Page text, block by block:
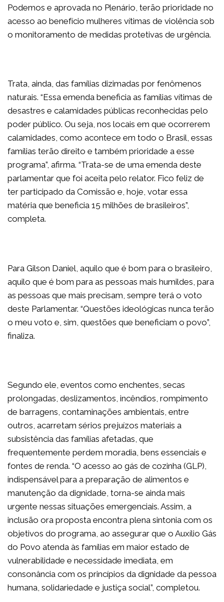
Podemos e aprovada no Plenário, terão prioridade no
acesso ao benefício mulheres vítimas de violência sob
o monitoramento de medidas protetivas de urgência.
Trata, ainda, das famílias dizimadas por fenômenos
naturais. “Essa emenda beneficia as famílias vítimas de
desastres e calamidades públicas reconhecidas pelo
poder público. Ou seja, nos locais em que ocorrerem
calamidades, como acontece em todo o Brasil, essas
famílias terão direito e também prioridade a esse
programa”, afirma. “Trata-se de uma emenda deste
parlamentar que foi aceita pelo relator. Fico feliz de
ter participado da Comissão e, hoje, votar essa
matéria que beneficia 15 milhões de brasileiros”,
completa.
Para Gilson Daniel, aquilo que é bom para o brasileiro,
aquilo que é bom para as pessoas mais humildes, para
as pessoas que mais precisam, sempre terá o voto
deste Parlamentar. “Questões ideológicas nunca terão
o meu voto e, sim, questões que beneficiam o povo”,
finaliza.
Segundo ele, eventos como enchentes, secas
prolongadas, deslizamentos, incêndios, rompimento
de barragens, contaminações ambientais, entre
outros, acarretam sérios prejuízos materiais a
subsistência das famílias afetadas, que
frequentemente perdem moradia, bens essenciais e
fontes de renda. “O acesso ao gás de cozinha (GLP),
indispensável para a preparação de alimentos e
manutenção da dignidade, torna-se ainda mais
urgente nessas situações emergenciais. Assim, a
inclusão ora proposta encontra plena sintonia com os
objetivos do programa, ao assegurar que o Auxílio Gás
do Povo atenda às famílias em maior estado de
vulnerabilidade e necessidade imediata, em
consonância com os princípios da dignidade da pessoa
humana, solidariedade e justiça social”, completou.